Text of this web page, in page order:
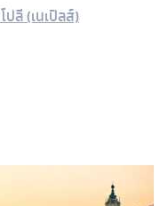
ปลี (เนเปิลส์)